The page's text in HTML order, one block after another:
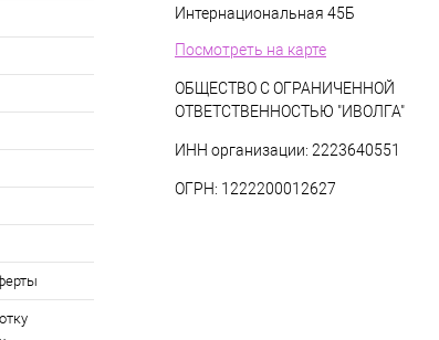
Интернациональная 45Б
Посмотреть на карте
ОБЩЕСТВО С ОГРАНИЧЕННОЙ
ОТВЕТСТВЕННОСТЬЮ "ИВОЛГА"
ИНН организации: 2223640551
ОГРН: 1222200012627